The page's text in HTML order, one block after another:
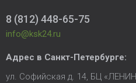
8 (812) 448-65-75
info@ksk24.ru
Адрес в Санкт-Петербурге:
ул. Софийская д. 14, БЦ